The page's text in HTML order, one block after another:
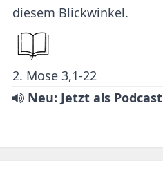
diesem Blickwinkel.
2. Mose 3,1-22
Neu: Jetzt als Podcast